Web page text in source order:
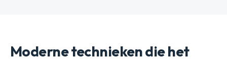
Moderne technieken die het